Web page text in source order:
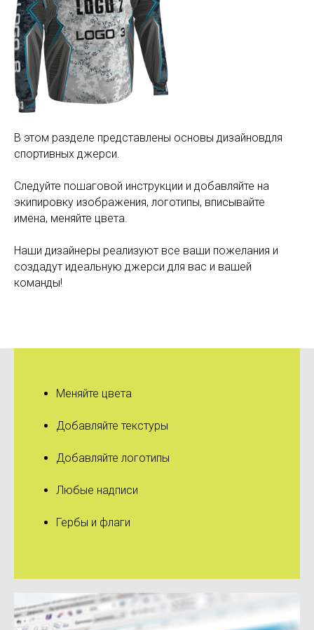
В этом разделе представлены основы дизайновдля
спортивных джерси.
Следуйте пошаговой инструкции и добавляйте на
экипировку изображения, логотипы, вписывайте
имена, меняйте цвета.
Наши дизайнеры реализуют все ваши пожелания и
создадут идеальную джерси для вас и вашей
команды!
Меняйте цвета
Добавляйте текстуры
Добавляйте логотипы
Любые надписи
Гербы и флаги